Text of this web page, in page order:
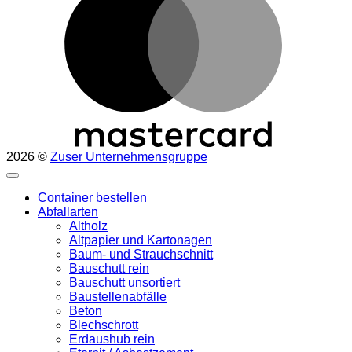
2026 © Zuser Unternehmensgruppe
Container bestellen
Abfallarten
Altholz
Altpapier und Kartonagen
Baum- und Strauchschnitt
Bauschutt rein
Bauschutt unsortiert
Baustellenabfälle
Beton
Blechschrott
Erdaushub rein